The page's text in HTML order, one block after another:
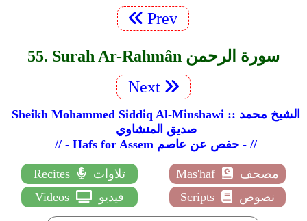
Prev
55. Surah Ar-Rahmân سورة الرحمن
Next
Sheikh Mohammed Siddiq Al-Minshawi :: الشيخ محمد
صديق المنشاوي
// - Hafs for Assem حفص عن عاصم - //
Recites تلاوات Mas'haf
مصحف
Videos
فيديو Scripts نصوص